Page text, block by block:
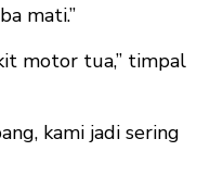
mati.”
motor tua,” timpal
kami jadi sering